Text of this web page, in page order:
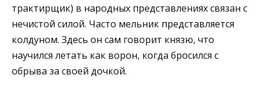
трактирщик) в народных представлениях связан с
нечистой силой. Часто мельник представляется
колдуном. Здесь он сам говорит князю, что
научился летать как ворон, когда бросился с
обрыва за своей дочкой.